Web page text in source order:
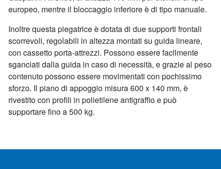
europeo, mentre il bloccaggio inferiore è di tipo manuale.
Inoltre questa piegatrice è dotata di due supporti frontali
scorrevoli, regolabili in altezza montati su guida lineare,
con cassetto porta-attrezzi. Possono essere facilmente
sganciati dalla guida in caso di necessità, e grazie al peso
contenuto possono essere movimentati con pochissimo
sforzo. Il piano di appoggio misura 600 x 140 mm, è
rivestito con profili in polietilene antigraffio e può
supportare fino a 500 kg.